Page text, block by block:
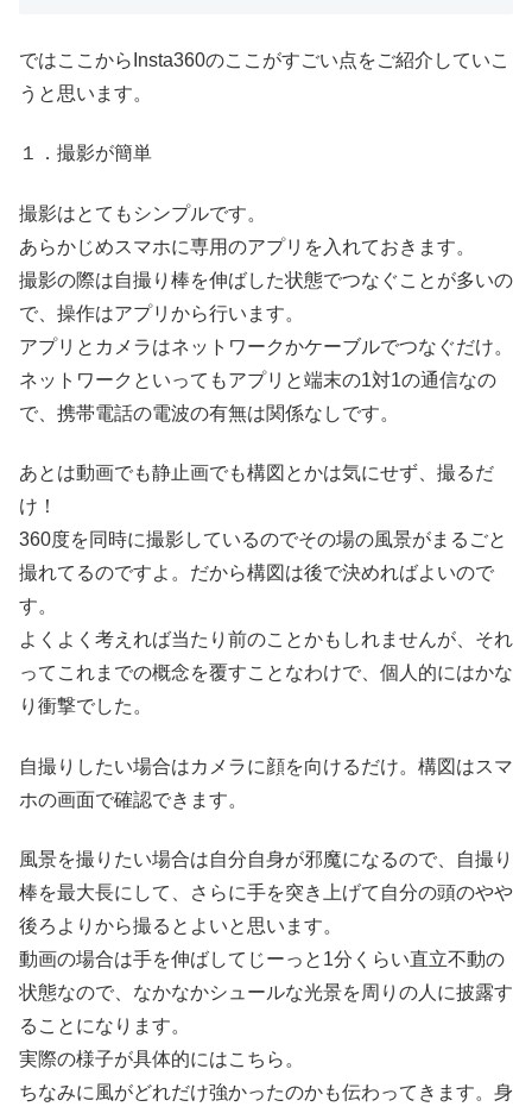
ではここからInsta360のここがすごい点をご紹介していこ
うと思います。
１．撮影が簡単
撮影はとてもシンプルです。
あらかじめスマホに専用のアプリを入れておきます。
撮影の際は自撮り棒を伸ばした状態でつなぐことが多いの
で、操作はアプリから行います。
アプリとカメラはネットワークかケーブルでつなぐだけ。
ネットワークといってもアプリと端末の1対1の通信なの
で、携帯電話の電波の有無は関係なしです。
あとは動画でも静止画でも構図とかは気にせず、撮るだ
け！
360度を同時に撮影しているのでその場の風景がまるごと
撮れてるのですよ。だから構図は後で決めればよいので
す。
よくよく考えれば当たり前のことかもしれませんが、それ
ってこれまでの概念を覆すことなわけで、個人的にはかな
り衝撃でした。
自撮りしたい場合はカメラに顔を向けるだけ。構図はスマ
ホの画面で確認できます。
風景を撮りたい場合は自分自身が邪魔になるので、自撮り
棒を最大長にして、さらに手を突き上げて自分の頭のやや
後ろよりから撮るとよいと思います。
動画の場合は手を伸ばしてじーっと1分くらい直立不動の
状態なので、なかなかシュールな光景を周りの人に披露す
ることになります。
実際の様子が具体的にはこちら。
ちなみに風がどれだけ強かったのかも伝わってきます。身